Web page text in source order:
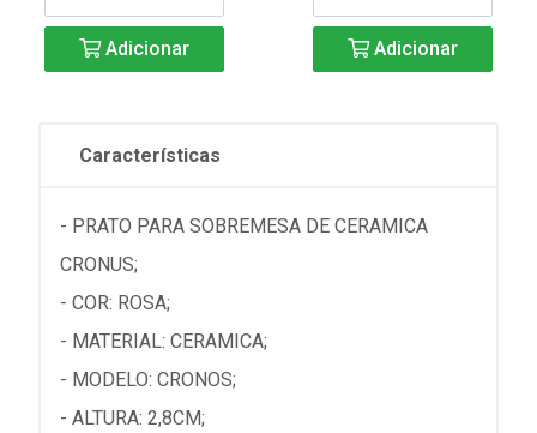
Adicionar Adicionar
Características
- PRATO PARA SOBREMESA DE CERAMICA
CRONUS;
- COR: ROSA;
- MATERIAL: CERAMICA;
- MODELO: CRONOS;
- ALTURA: 2,8CM;